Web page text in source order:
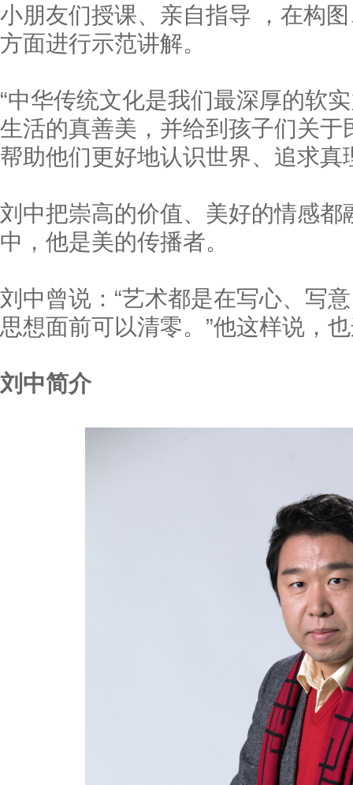
小朋友们授课、亲自指导 ，在构
方面进行示范讲解。
“中华传统文化是我们最深厚的软
生活的真善美，并给到孩子们关
帮助他们更好地认识世界、追求真
刘中把崇高的价值、美好的情感
中，他是美的传播者。
刘中曾说：“艺术都是在写心、写
思想面前可以清零。”他这样说，
刘中简介